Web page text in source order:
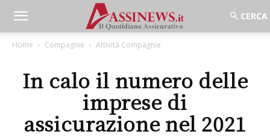
Home Compagnie Attività Compagnie
In calo il numero delle
imprese di
assicurazione nel 2021